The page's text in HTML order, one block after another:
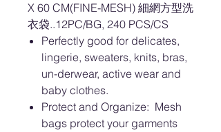
X 60 CM(FINE-MESH) 細網方型洗
衣袋..12PC/BG, 240 PCS/CS
Perfectly good for delicates,
lingerie, sweaters, knits, bras,
un-derwear, active wear and
baby clothes.
Protect and Organize: Mesh
bags protect your garments